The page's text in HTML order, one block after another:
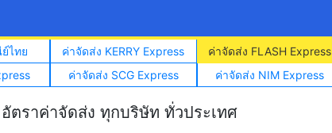
ไทย ค่าจัดส่ง KERRY Express
ค่าจัดส่ง FLASH Express
ค่าจัดส่ง SCG Express ค่าจัดส่ง NIM Express
ตราค่าจัดส่ง ทุกบริษัท ทั่วประเทศ